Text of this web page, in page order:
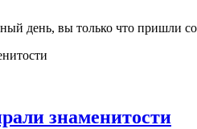
день, вы только что
знаменитости